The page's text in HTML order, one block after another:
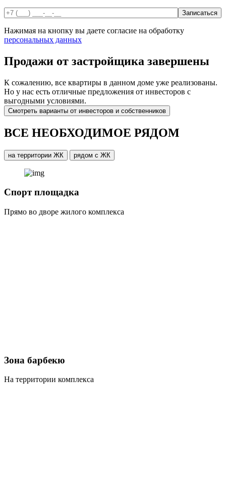
Нажимая на кнопку вы даете согласие на обработку
персональных данных
Продажи от застройщика завершены
К сожалению, все квартиры в данном доме уже реализованы.
Но у нас есть отличные предложения от инвесторов с
выгодными условиями.
Cмотреть варианты от инвесторов и собственников
ВСЕ НЕОБХОДИМОЕ РЯДОМ
на территории ЖК рядом с ЖК
Спорт площадка
Прямо во дворе жилого комплекса
Зона барбекю
На территории комплекса